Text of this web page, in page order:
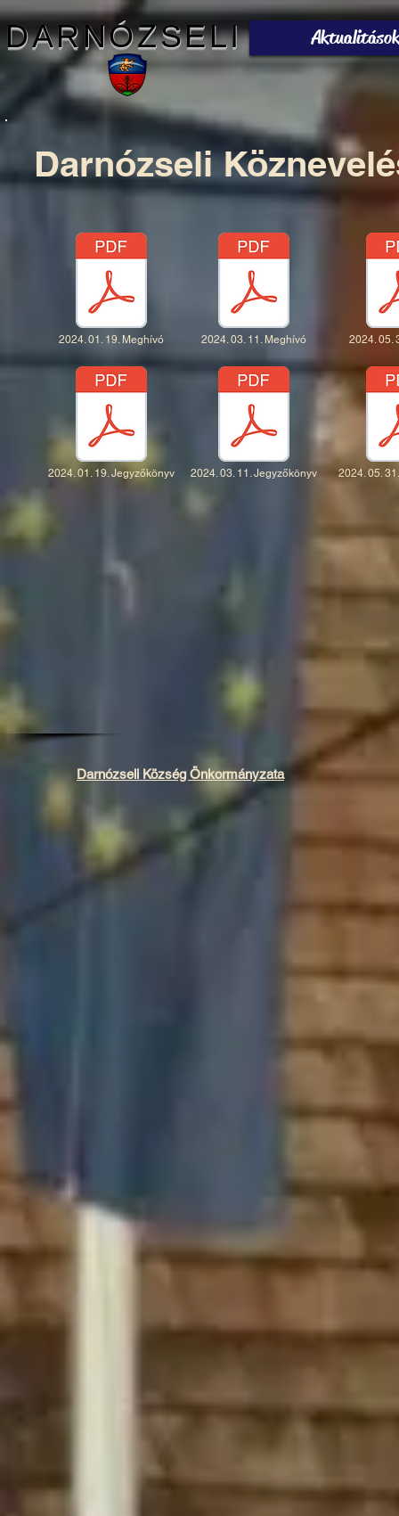
DARNÓZSELI Aktualitások
Darnózseli
2024. 01. 19. Meghívó
2024. 01. 19. Jegyzőkönyv
2024. 03. 11. Meghívó
2024. 03. 11. Jegyzőkönyv
2024. 05.
2024. 05.
Darnózseli Község Önkormányzata